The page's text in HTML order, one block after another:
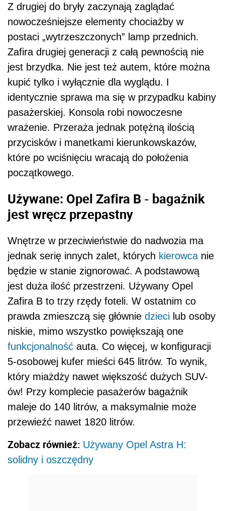
Z drugiej do bryły zaczynają zaglądać
nowocześniejsze elementy chociażby w
postaci „wytrzeszczonych” lamp przednich.
Zafira drugiej generacji z całą pewnością nie
jest brzydka. Nie jest też autem, które można
kupić tylko i wyłącznie dla wyglądu. I
identycznie sprawa ma się w przypadku kabiny
pasażerskiej. Konsola robi nowoczesne
wrażenie. Przeraża jednak potężną ilością
przycisków i manetkami kierunkowskazów,
które po wciśnięciu wracają do położenia
początkowego.
Używane: Opel Zafira B - bagażnik
jest wręcz przepastny
Wnętrze w przeciwieństwie do nadwozia ma
jednak serię innych zalet, których kierowca nie
będzie w stanie zignorować. A podstawową
jest duża ilość przestrzeni. Używany Opel
Zafira B to trzy rzędy foteli. W ostatnim co
prawda zmieszczą się głównie dzieci lub osoby
niskie, mimo wszystko powiększają one
funkcjonalność auta. Co więcej, w konfiguracji
5-osobowej kufer mieści 645 litrów. To wynik,
który miażdży nawet większość dużych SUV-
ów! Przy komplecie pasażerów bagażnik
maleje do 140 litrów, a maksymalnie może
przewieźć nawet 1820 litrów.
Zobacz również: Używany Opel Astra H:
solidny i oszczędny